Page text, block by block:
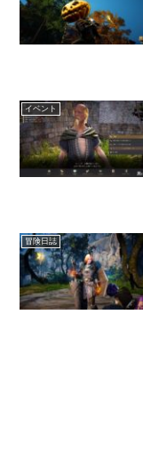
イベント
冒険日誌